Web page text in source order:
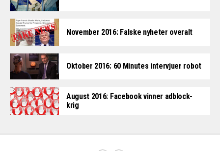
November 2016: Falske nyheter overalt
Oktober 2016: 60 Minutes intervjuer robot
August 2016: Facebook vinner adblock-
krig